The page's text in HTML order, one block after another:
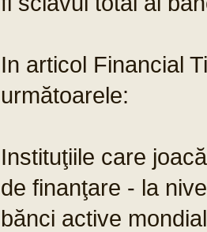
In articol Financial
următoarele:
Instituţiile care
de finanţare - la
bănci active